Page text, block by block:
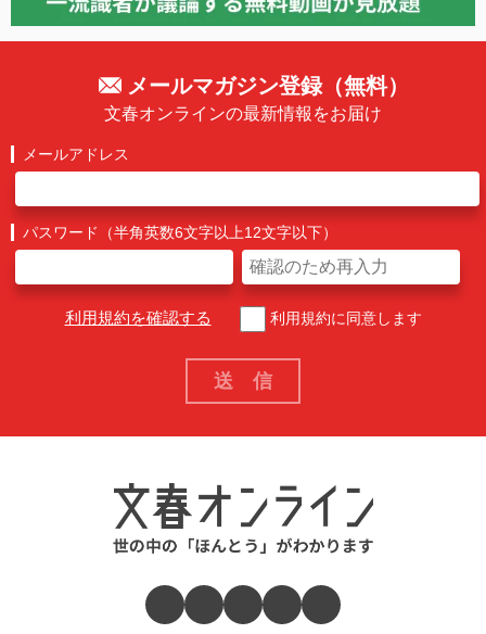
メールマガジン登録（無料）
文春オンラインの最新情報をお届け
メールアドレス
パスワード（半角英数6文字以上12文字以下）
利用規約を確認する 利用規約に同意します